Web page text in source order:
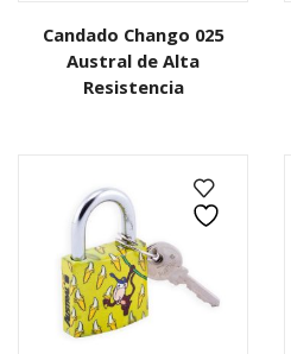
Candado Chango 025
Austral de Alta
Resistencia